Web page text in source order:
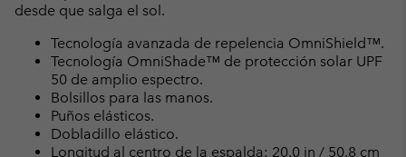
desde que salga el sol.
Tecnología avanzada de repelencia OmniShield™.
Tecnología OmniShade™ de protección solar UPF
50 de amplio espectro.
Bolsillos para las manos.
Puños elásticos.
Dobladillo elástico.
Longitud al centro de la espalda: 20.0 in / 50.8 cm